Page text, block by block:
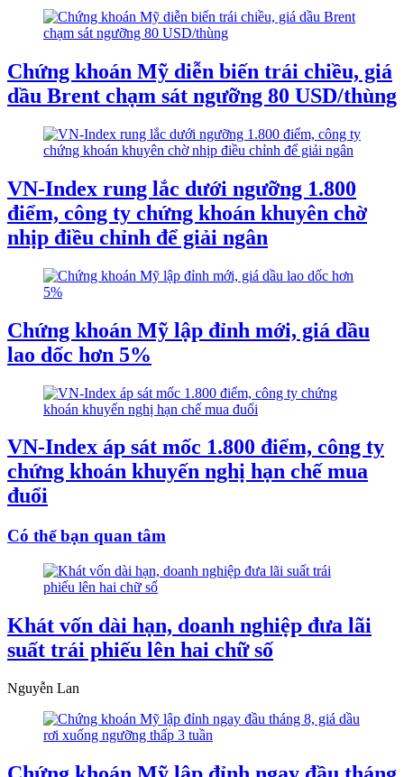
Chứng khoán Mỹ diễn biến trái chiều, giá
dầu Brent chạm sát ngưỡng 80 USD/thùng
VN-Index rung lắc dưới ngưỡng 1.800
điểm, công ty chứng khoán khuyên chờ
nhịp điều chỉnh để giải ngân
Chứng khoán Mỹ lập đỉnh mới, giá dầu
lao dốc hơn 5%
VN-Index áp sát mốc 1.800 điểm, công ty
chứng khoán khuyến nghị hạn chế mua
đuổi
Có thể bạn quan tâm
Khát vốn dài hạn, doanh nghiệp đưa lãi
suất trái phiếu lên hai chữ số
Nguyễn Lan